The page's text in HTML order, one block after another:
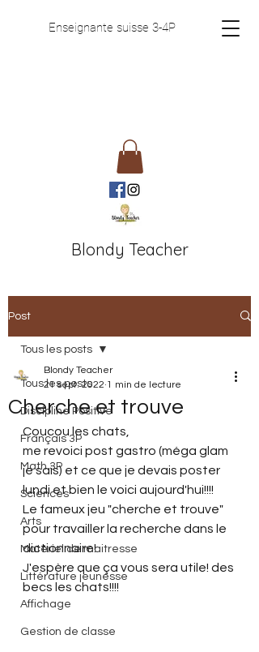
Enseignante suisse 3-4P
Blondy Teacher
Post
Tous les posts
Discipline Positive
Français 3P
Math 3P
Sciences
Arts
Matériel de maitresse
Littérature jeunesse
Affichage
Gestion de classe
Tous les posts
Cherche et trouve
Blondy Teacher
21 sept. 2022 1 min de lecture
Coucou les chats,
me revoici post gastro (méga glam
je sais) et ce que je devais poster
lundi et bien le voici aujourd'hui!!!!
Le fameux jeu "cherche et trouve"
pour travailler la recherche dans le
dictionnaire!
J'espère que ça vous sera utile! des
becs les chats!!!!